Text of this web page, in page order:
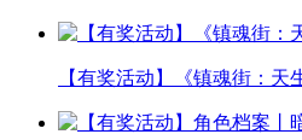
【有奖活动】《镇魂街：天